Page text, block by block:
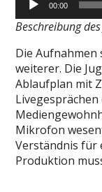
Player
00:00
Beschreibung
Die Aufnahmen
weiterer. Die
Ablaufplan mit
Mikrofon
Verständnis für
Produktion